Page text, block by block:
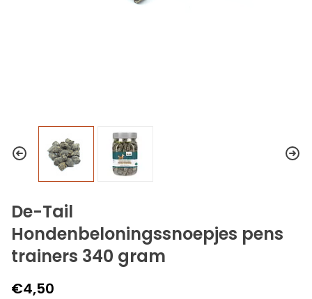
De-Tail
Hondenbeloningssnoepjes pens
trainers 340 gram
€4,50